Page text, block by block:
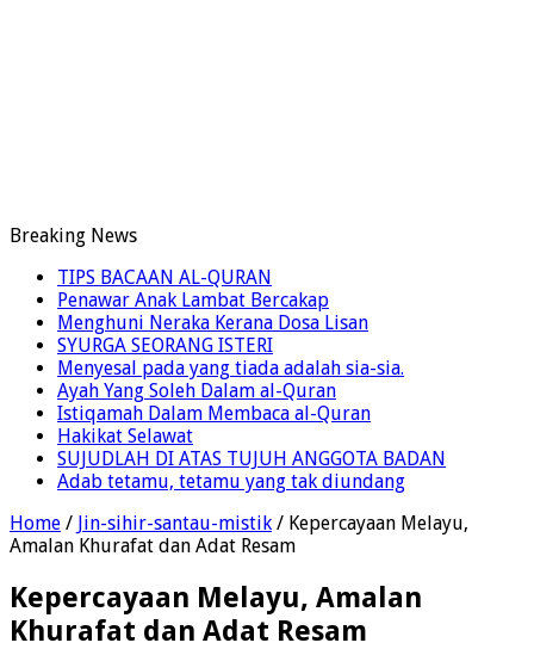
Breaking News
TIPS BACAAN AL-QURAN
Penawar Anak Lambat Bercakap
Menghuni Neraka Kerana Dosa Lisan
SYURGA SEORANG ISTERI
Menyesal pada yang tiada adalah sia-sia.
Ayah Yang Soleh Dalam al-Quran
Istiqamah Dalam Membaca al-Quran
Hakikat Selawat
SUJUDLAH DI ATAS TUJUH ANGGOTA BADAN
Adab tetamu, tetamu yang tak diundang
Home / Jin-sihir-santau-mistik / Kepercayaan Melayu,
Amalan Khurafat dan Adat Resam
Kepercayaan Melayu, Amalan
Khurafat dan Adat Resam